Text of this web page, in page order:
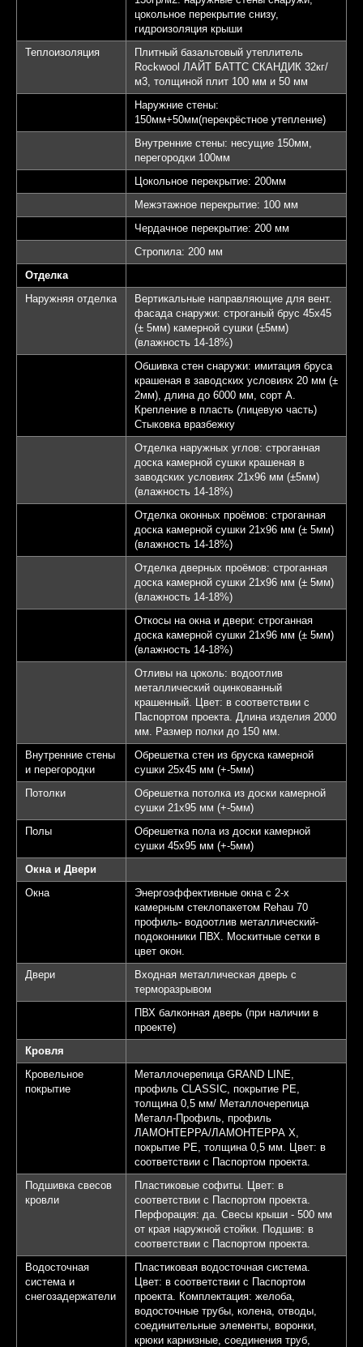
цокольное перекрытие снизу,
гидроизоляция крыши
Теплоизоляция
Плитный базальтовый утеплитель
Rockwool ЛАЙТ БАТТС СКАНДИК 32кг/
м3, толщиной плит 100 мм и 50 мм
Наружние стены:
150мм+50мм(перекрёстное утепление)
Внутренние стены: несущие 150мм,
перегородки 100мм
Цокольное перекрытие: 200мм
Межэтажное перекрытие: 100 мм
Чердачное перекрытие: 200 мм
Стропила: 200 мм
Отделка
Наружняя отделка
Вертикальные направляющие для вент.
фасада снаружи: строганый брус 45х45
(± 5мм) камерной сушки (±5мм)
(влажность 14-18%)
Обшивка стен снаружи: имитация бруса
крашеная в заводских условиях 20 мм (±
2мм), длина до 6000 мм, сорт А.
Крепление в пласть (лицевую часть)
Стыковка вразбежку
Отделка наружных углов: строганная
доска камерной сушки крашеная в
заводских условиях 21х96 мм (±5мм)
(влажность 14-18%)
Отделка оконных проёмов: строганная
доска камерной сушки 21х96 мм (± 5мм)
(влажность 14-18%)
Отделка дверных проёмов: строганная
доска камерной сушки 21х96 мм (± 5мм)
(влажность 14-18%)
Откосы на окна и двери: строганная
доска камерной сушки 21х96 мм (± 5мм)
(влажность 14-18%)
Отливы на цоколь: водоотлив
металлический оцинкованный
крашенный. Цвет: в соответствии с
Паспортом проекта. Длина изделия 2000
мм. Размер полки до 150 мм.
Внутренние стены
и перегородки
Обрешетка стен из бруска камерной
сушки 25х45 мм (+-5мм)
Потолки
Обрешетка потолка из доски камерной
сушки 21х95 мм (+-5мм)
Полы
Обрешетка пола из доски камерной
сушки 45х95 мм (+-5мм)
Окна и Двери
Окна
Энергоэффективные окна с 2-х
камерным стеклопакетом Rehau 70
профиль- водоотлив металлический-
подоконники ПВХ. Москитные сетки в
цвет окон.
Двери
Входная металлическая дверь с
терморазрывом
ПВХ балконная дверь (при наличии в
проекте)
Кровля
Кровельное
покрытие
Металлочерепица GRAND LINE,
профиль CLASSIC, покрытие PE,
толщина 0,5 мм/ Металлочерепица
Металл-Профиль, профиль
ЛАМОНТЕРРА/ЛАМОНТЕРРА Х,
покрытие PE, толщина 0,5 мм. Цвет: в
соответствии с Паспортом проекта.
Подшивка свесов
кровли
Пластиковые софиты. Цвет: в
соответствии с Паспортом проекта.
Перфорация: да. Свесы крыши - 500 мм
от края наружной стойки. Подшив: в
соответствии с Паспортом проекта.
Водосточная
система и
снегозадержатели
Пластиковая водосточная система.
Цвет: в соответствии с Паспортом
проекта. Комплектация: желоба,
водосточные трубы, колена, отводы,
соединительные элементы, воронки,
крюки карнизные, соединения труб,